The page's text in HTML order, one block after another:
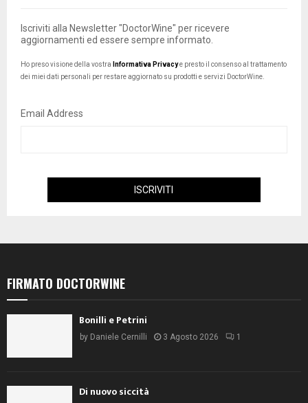
Iscriviti alla Newsletter "DoctorWine" per ricevere
aggiornamenti ed essere sempre informato.
Ho preso visione della vostra Informativa Privacye presto il consenso al trattamento
dei miei dati personali per restare aggiornato su prodotti e servizi DoctorWine.
Email Address
FIRMATO DOCTORWINE
Bonilli e Petrini
by Daniele Cernilli 3 Agosto 2026 1
Di nuovo siccità